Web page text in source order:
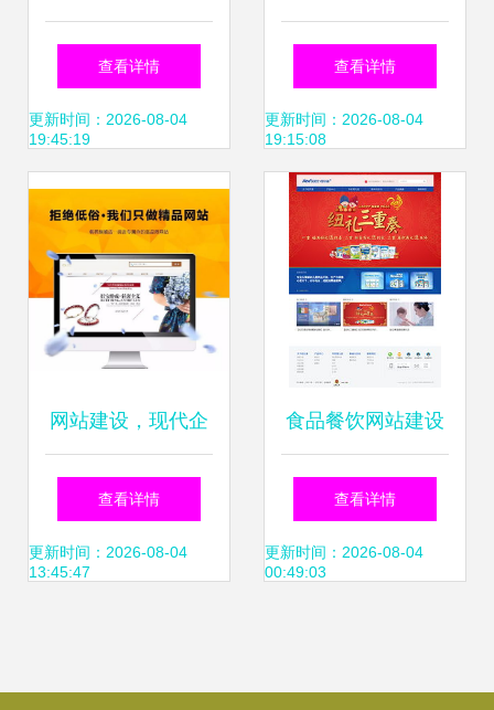
制作厂网站建设指
南 打造专业形象与
提升业务转化
查看详情
更新时间：2026-08-04
19:45:19
品亮相第四届工程
建设行业互联网大
会，助力智慧工地
创新发展
查看详情
更新时间：2026-08-04
19:15:08
网站建设，现代企
业品牌的数字化转
型基石——必读干
查看详情
更新时间：2026-08-04
13:45:47
食品餐饮网站建设
案例 海淘科技助力
品牌数字化转型
查看详情
更新时间：2026-08-04
00:49:03